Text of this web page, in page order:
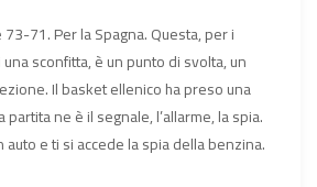
71. Per la Spagna. Questa, per i
sconfitta, è un punto di svolta, un
Il basket ellenico ha preso una
ne è il segnale, l’allarme, la spia.
e ti si accede la spia della benzina.